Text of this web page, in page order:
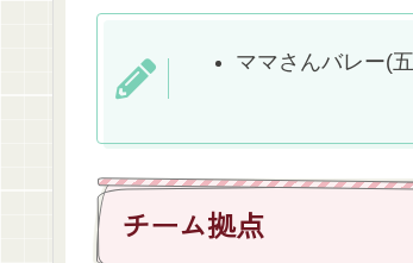
ママさんバレー(
チーム拠点